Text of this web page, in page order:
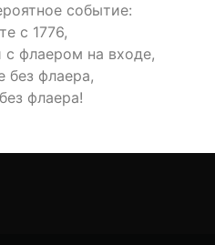
событие:
с 1776,
с флаером на входе,
без флаера,
флаера!